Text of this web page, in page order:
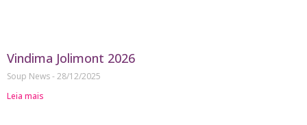
Vindima Jolimont 2026
Soup News 28/12/2025
Leia mais